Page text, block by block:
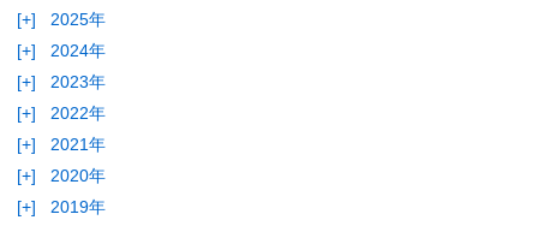
[+]
2025年
[+]
2024年
[+]
2023年
[+]
2022年
[+]
2021年
[+]
2020年
[+]
2019年